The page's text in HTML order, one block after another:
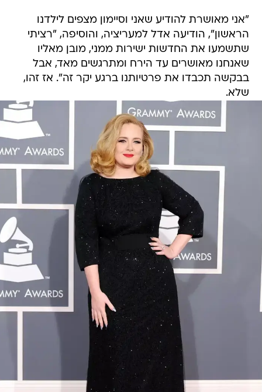
"אני מאושרת להודיע שאני וסיימון מצפים לילדנו
הראשון", הודיעה אדל למעריציה, והוסיפה, "רציתי
שתשמעו את החדשות ישירות ממני, מובן מאליו
שאנחנו מאושרים עד הירח ומתרגשים מאד, אבל
בבקשה תכבדו את פרטיותנו ברגע יקר זה". אז זהו,
שלא.